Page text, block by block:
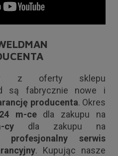
z oferty sklepu
są fabrycznie nowe i
producenta. Okres
24 m-cedla zakupu na
dla zakupu na
profesjonalny serwis
. Kupując nasze